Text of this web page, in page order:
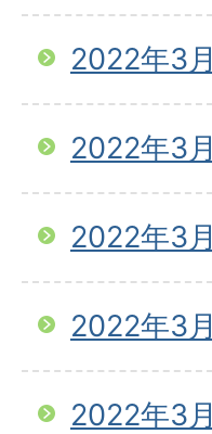
2022年3
2022年3
2022年3
2022年3
2022年3